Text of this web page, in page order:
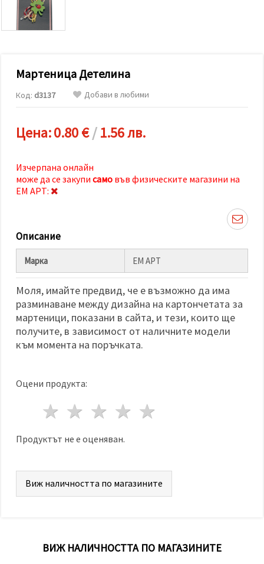
релевантно
съдържание
и реклами,
включително
за анализ
маркетинг.
използваме
като
натиснеш
"Приеми
си в
избереш
дадения
"бисквитки"
и кликнеш
бутона
"Запази"
Приеми
Настройки
бисквитките
Мартеница Детелина
Код: d3137 Добави в любими
Цена:0.80 €/1.56 лв.
Изчерпана онлайн
може да се закупи само във физическите магазини на
ЕМ АРТ:
Описание
Марка ЕМ АРТ
Моля, имайте предвид, че е възможно да има
разминаване между дизайна на картончетата за
мартеници, показани в сайта, и тези, които ще
получите, в зависимост от наличните модели
към момента на поръчката.
Оцени продукта:
4 звезди
3 звезди
2 звезди
1 звезда
Продуктът не е оценяван.
Виж наличността по магазините
ВИЖ НАЛИЧНОСТТА ПО МАГАЗИНИТЕ